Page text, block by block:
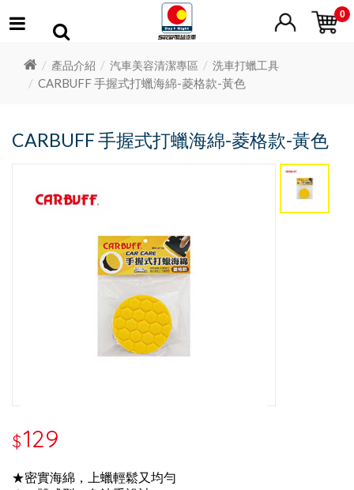
0
產品介紹 汽車美容清潔專區 洗車打蠟工具
CARBUFF 手握式打蠟海綿-菱格款-黃色
CARBUFF 手握式打蠟海綿-菱格款-黃色
$129
★密實海綿，上蠟輕鬆又均勻